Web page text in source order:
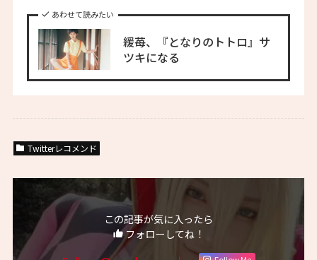
あわせて読みたい
緩苺、『となりのトトロ』サ
ツキになる
Twitterレコメンド
この記事が気に入ったら
フォローしてね！